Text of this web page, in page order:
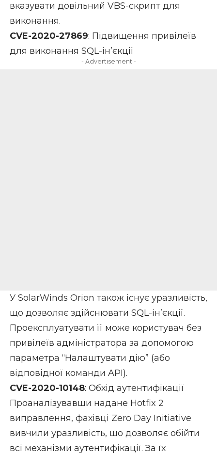
вказувати довільний VBS-скрипт для
виконання.
CVE-2020-27869: Підвищення привілеїв
для виконання SQL-ін’єкції
- Advertisement -
У SolarWinds Orion також існує уразливість,
що дозволяє здійснювати SQL-ін’єкції.
Проексплуатувати її може користувач без
привілеїв адміністратора за допомогою
параметра “Налаштувати дію” (або
відповідної команди API).
CVE-2020-10148: Обхід аутентифікації
Проаналізувавши надане Hotfix 2
виправлення, фахівці Zero Day Initiative
вивчили уразливість, що дозволяє обійти
всі механізми аутентифікації. За їх